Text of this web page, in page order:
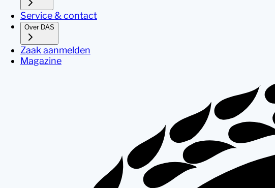
Service & contact
Over DAS
Zaak aanmelden
Magazine